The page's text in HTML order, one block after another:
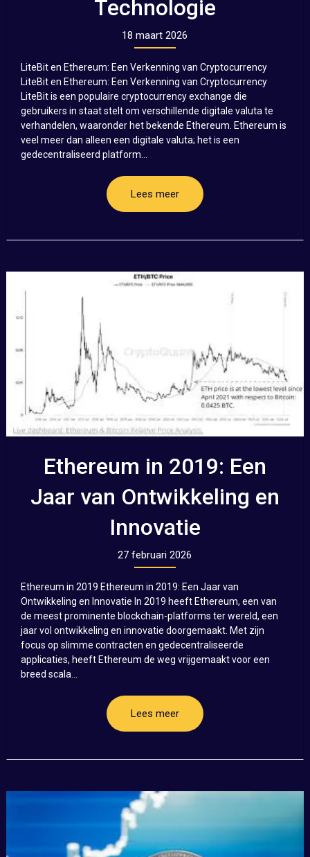
Technologie
18 maart 2026
LiteBit en Ethereum: Een Verkenning van Cryptocurrency
LiteBit en Ethereum: Een Verkenning van Cryptocurrency
LiteBit is een populaire cryptocurrency exchange die
gebruikers in staat stelt om verschillende digitale valuta te
verhandelen, waaronder het bekende Ethereum. Ethereum is
veel meer dan alleen een digitale valuta; het is een
gedecentraliseerd platform...
Lees meer
Ethereum in 2019: Een
Jaar van Ontwikkeling en
Innovatie
27 februari 2026
Ethereum in 2019 Ethereum in 2019: Een Jaar van
Ontwikkeling en Innovatie In 2019 heeft Ethereum, een van
de meest prominente blockchain-platforms ter wereld, een
jaar vol ontwikkeling en innovatie doorgemaakt. Met zijn
focus op slimme contracten en gedecentraliseerde
applicaties, heeft Ethereum de weg vrijgemaakt voor een
breed scala...
Lees meer